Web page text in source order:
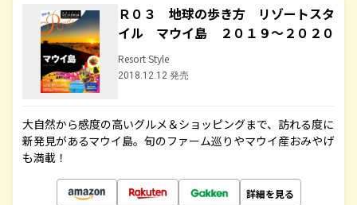
Ｒ０３ 地球の歩き方 リゾートスタ
イル マウイ島 ２０１９～２０２０
Resort Style
2018.12.12 発売
大自然から感度の高いグルメ＆ショッピングまで、訪れる度に
新発見があるマウイ島。旬のファーム巡りやマウイ産おみやげ
も満載！
詳細を見る